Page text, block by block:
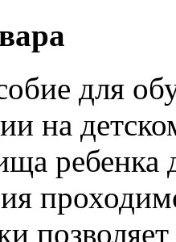
для
на
ребенка